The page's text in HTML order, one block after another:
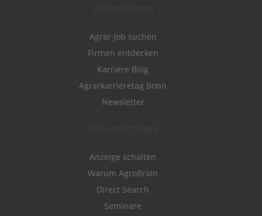
Agrar Job suchen
Firmen entdecken
Karriere Blog
Agrarkarrieretag Bonn
Newsletter
Anzeige schalten
Warum AgroBrain
Direct Search
Seminare